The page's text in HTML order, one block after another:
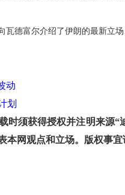
德富尔介绍了伊朗的最新立场
动
划
须获得授权并注明来源“
网观点和立场。版权事宜